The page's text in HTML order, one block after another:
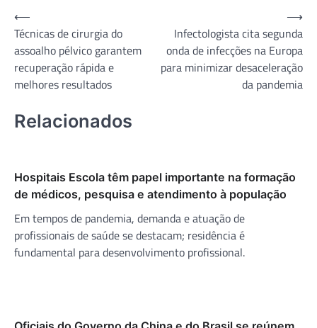
Navegação
de
Post
⟵
Técnicas de cirurgia do
assoalho pélvico garantem
recuperação rápida e
melhores resultados
Infectologista cita segunda
onda de infecções na Europa
para minimizar desaceleração
da pandemia
⟶
Relacionados
Hospitais Escola têm papel importante na formação
de médicos, pesquisa e atendimento à população
Em tempos de pandemia, demanda e atuação de
profissionais de saúde se destacam; residência é
fundamental para desenvolvimento profissional.